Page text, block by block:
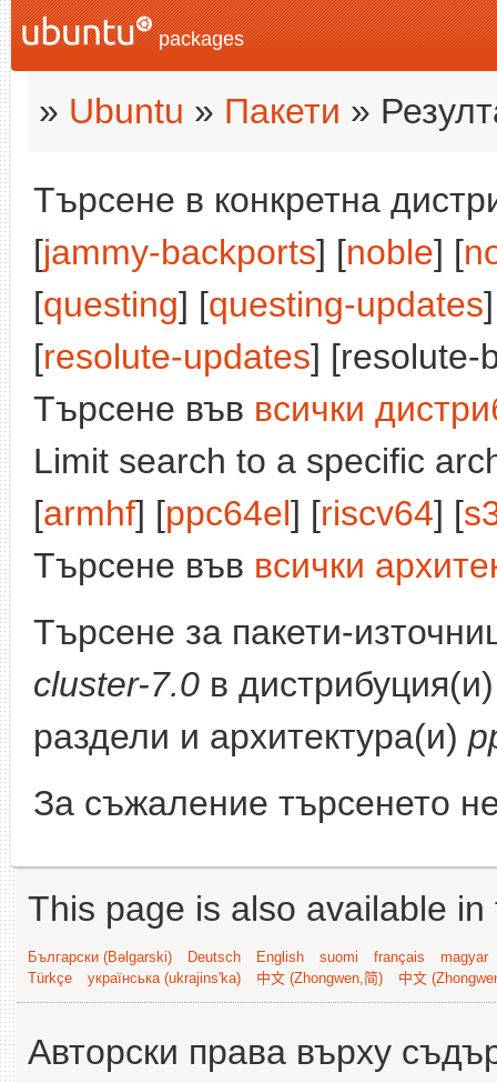
packages
» Ubuntu » Пакети »
Търсене в конкретна
[jammy-backports] [noble] [
[questing] [questing-updates
[resolute-updates] [resolute-
Търсене във всички
Limit search to a specific
[armhf] [ppc64el] [riscv64] [
Търсене във всички
Търсене за пакети-
cluster-7.0 в
раздели и архитектура(и)
За съжаление търсенето
This page is also available
Български (Bəlgarski) Deutsch English suomi français
magyar
Türkçe
українська (ukrajins'ka) 中文 (Zhongwen,简) 中文
Авторски права върху